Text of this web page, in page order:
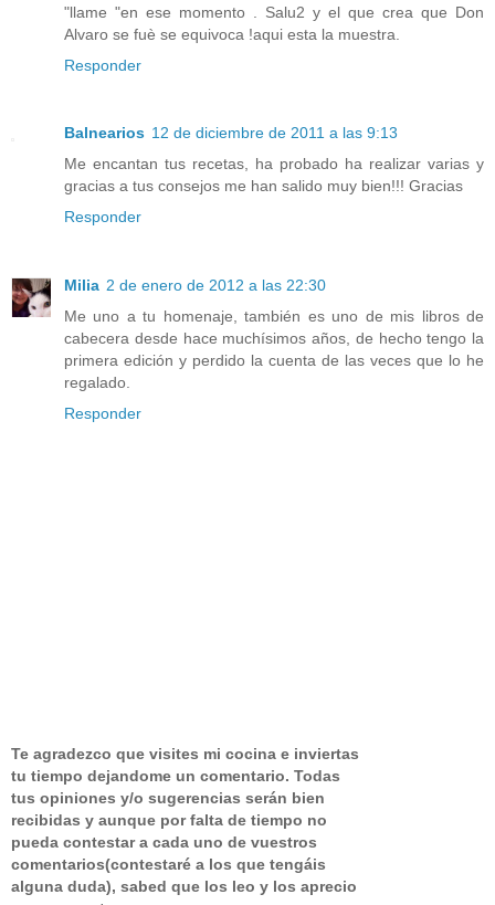
"llame "en ese momento . Salu2 y el que crea que Don
Alvaro se fuè se equivoca !aqui esta la muestra.
Responder
Balnearios 12 de diciembre de 2011 a las 9:13
Me encantan tus recetas, ha probado ha realizar varias y
gracias a tus consejos me han salido muy bien!!! Gracias
Responder
Milia 2 de enero de 2012 a las 22:30
Me uno a tu homenaje, también es uno de mis libros de
cabecera desde hace muchísimos años, de hecho tengo la
primera edición y perdido la cuenta de las veces que lo he
regalado.
Responder
Te agradezco que visites mi cocina e inviertas
tu tiempo dejandome un comentario. Todas
tus opiniones y/o sugerencias serán bien
recibidas y aunque por falta de tiempo no
pueda contestar a cada uno de vuestros
comentarios(contestaré a los que tengáis
alguna duda), sabed que los leo y los aprecio